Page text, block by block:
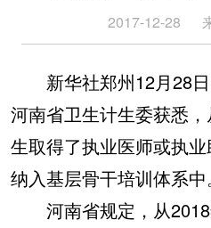
2017-12-28
新华社郑州12月28日
河南省卫生计生委获悉
生取得了执业医师或执
纳入基层骨干培训体系中
河南省规定，从2018